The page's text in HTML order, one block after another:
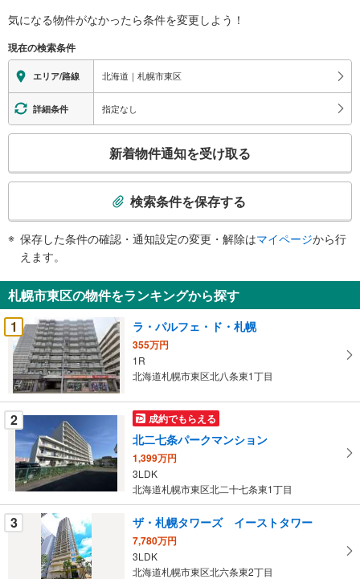
気になる物件がなかったら条件を変更しよう！
現在の検索条件
エリア/路線 北海道｜札幌市東区
詳細条件 指定なし
検
知
を
受
け
取
る
・
条
件
を
マ
イ
ペ
ー
ジ
新着物件通知を受け取る
検索条件を保存する
保存した条件の確認・通知設定の変更・解除はマイページから行
えます。
札幌市東区の物件をランキングから探す
1
ラ・パルフェ・ド・札幌
355万円
1R
北海道札幌市東区北八条東1丁目
2 成約でもらえる
北二七条パークマンション
1,399万円
3LDK
北海道札幌市東区北二十七条東1丁目
3 ザ・札幌タワーズ イーストタワー
7,780万円
3LDK
北海道札幌市東区北六条東2丁目